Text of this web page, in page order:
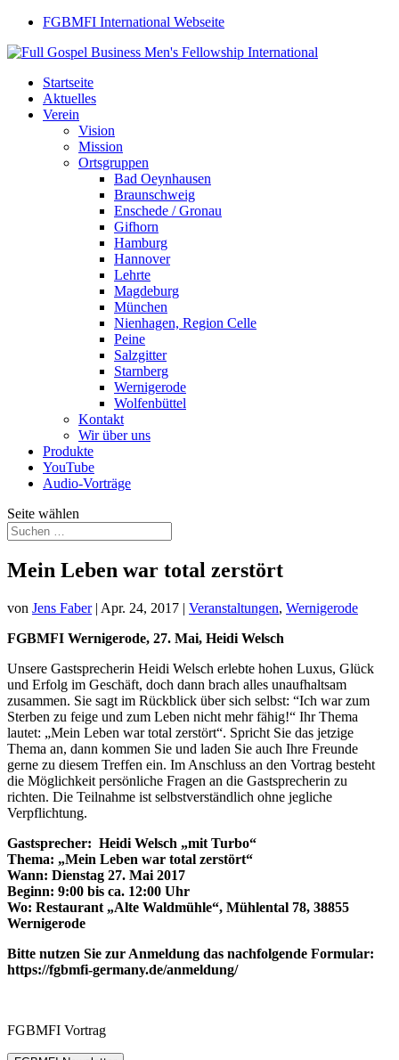
FGBMFI International Webseite
Startseite
Aktuelles
Verein
Vision
Mission
Ortsgruppen
Bad Oeynhausen
Braunschweig
Enschede / Gronau
Gifhorn
Hamburg
Hannover
Lehrte
Magdeburg
München
Nienhagen, Region Celle
Peine
Salzgitter
Starnberg
Wernigerode
Wolfenbüttel
Kontakt
Wir über uns
Produkte
YouTube
Audio-Vorträge
Seite wählen
Mein Leben war total zerstört
von Jens Faber| Apr. 24, 2017 | Veranstaltungen, Wernigerode
FGBMFI Wernigerode, 27. Mai, Heidi Welsch
Unsere Gastsprecherin Heidi Welsch erlebte hohen Luxus, Glück
und Erfolg im Geschäft, doch dann brach alles unaufhaltsam
zusammen. Sie sagt im Rückblick über sich selbst: “Ich war zum
Sterben zu feige und zum Leben nicht mehr fähig!“ Ihr Thema
lautet: „Mein Leben war total zerstört“. Spricht Sie das jetzige
Thema an, dann kommen Sie und laden Sie auch Ihre Freunde
gerne zu diesem Treffen ein. Im Anschluss an den Vortrag besteht
die Möglichkeit persönliche Fragen an die Gastsprecherin zu
richten. Die Teilnahme ist selbstverständlich ohne jegliche
Verpflichtung.
Gastsprecher: Heidi Welsch „mit Turbo“
Thema: „Mein Leben war total zerstört“
Wann: Dienstag 27. Mai 2017
Beginn: 9:00 bis ca. 12:00 Uhr
Wo: Restaurant „Alte Waldmühle“, Mühlental 78, 38855
Wernigerode
Bitte nutzen Sie zur Anmeldung das nachfolgende Formular:
https://fgbmfi-germany.de/anmeldung/
FGBMFI Vortrag